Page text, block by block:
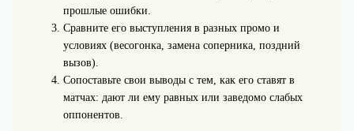
прошлые ошибки.
Сравните его выступления в разных промо и
условиях (весогонка, замена соперника, поздний
вызов).
Сопоставьте свои выводы с тем, как его ставят в
матчах: дают ли ему равных или заведомо слабых
оппонентов.